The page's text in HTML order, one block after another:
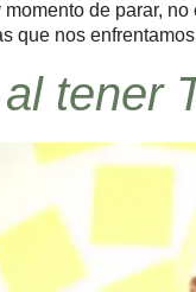
de parar,
que nos
tener